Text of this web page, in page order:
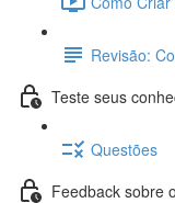
Revisão:
Teste seus
Questões
Feedback sobre